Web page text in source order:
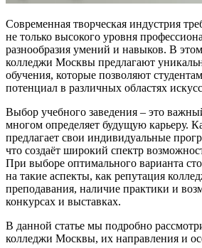
Современная творческая индустрия
не только высокого уровня
разнообразия умений и навыков. В
колледжи Москвы предлагают
обучения, которые позволяют
потенциал в различных областях
Выбор учебного заведения – это
многом определяет будущую карьеру.
предлагает свои индивидуальные
что создаёт широкий спектр
При выборе оптимального варианта
на такие аспекты, как репутация
преподавания, наличие практики и
конкурсах и выставках.
В данной статье мы подробно
колледжи Москвы, их направления и